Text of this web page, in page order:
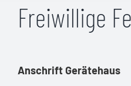
Freiwillige
Anschrift Gerätehaus